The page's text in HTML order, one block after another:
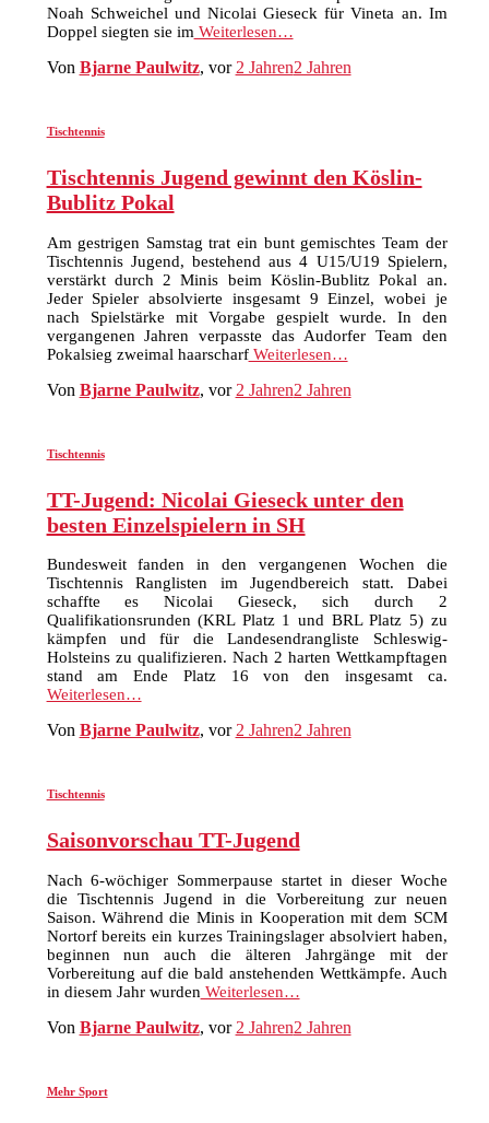
Noah Schweichel und Nicolai Gieseck für Vineta an. Im
Doppel siegten sie im Weiterlesen…
Von Bjarne Paulwitz, vor 2 Jahren2 Jahren
Tischtennis
Tischtennis Jugend gewinnt den Köslin-
Bublitz Pokal
Am gestrigen Samstag trat ein bunt gemischtes Team der
Tischtennis Jugend, bestehend aus 4 U15/U19 Spielern,
verstärkt durch 2 Minis beim Köslin-Bublitz Pokal an.
Jeder Spieler absolvierte insgesamt 9 Einzel, wobei je
nach Spielstärke mit Vorgabe gespielt wurde. In den
vergangenen Jahren verpasste das Audorfer Team den
Pokalsieg zweimal haarscharfWeiterlesen…
Von Bjarne Paulwitz, vor 2 Jahren2 Jahren
Tischtennis
TT-Jugend: Nicolai Gieseck unter den
besten Einzelspielern in SH
Bundesweit fanden in den vergangenen Wochen die
Tischtennis Ranglisten im Jugendbereich statt. Dabei
schaffte es Nicolai Gieseck, sich durch 2
Qualifikationsrunden (KRL Platz 1 und BRL Platz 5) zu
kämpfen und für die Landesendrangliste Schleswig-
Holsteins zu qualifizieren. Nach 2 harten Wettkampftagen
stand am Ende Platz 16 von den insgesamt ca.
Weiterlesen…
Von Bjarne Paulwitz, vor 2 Jahren2 Jahren
Tischtennis
Saisonvorschau TT-Jugend
Nach 6-wöchiger Sommerpause startet in dieser Woche
die Tischtennis Jugend in die Vorbereitung zur neuen
Saison. Während die Minis in Kooperation mit dem SCM
Nortorf bereits ein kurzes Trainingslager absolviert haben,
beginnen nun auch die älteren Jahrgänge mit der
Vorbereitung auf die bald anstehenden Wettkämpfe. Auch
in diesem Jahr wurden Weiterlesen…
Von Bjarne Paulwitz, vor 2 Jahren2 Jahren
Mehr Sport